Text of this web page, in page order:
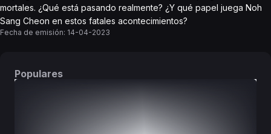
mortales. ¿Qué está pasando realmente? ¿Y qué papel juega Noh
Sang Cheon en estos fatales acontecimientos?
Fecha de emisión: 14-04-2023
Populares